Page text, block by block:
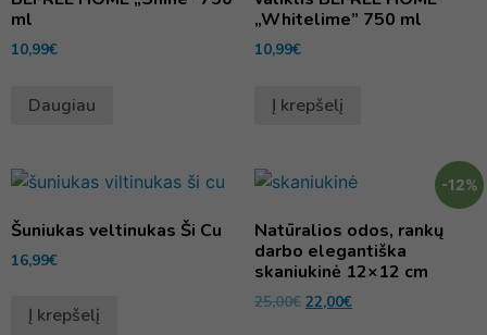
ml
10,99€
Daugiau
„Whitelime” 750 ml
10,99€
Į krepšelį
Šuniukas veltinukas Ši Cu
16,99€
Į krepšelį
-12%
Natūralios odos, rankų
darbo elegantiška
skaniukinė 12×12 cm
25,00€ 22,00€